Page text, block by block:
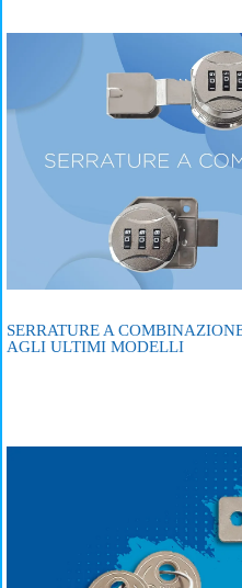
SERRATURE A
AGLI ULTIMI MODELLI